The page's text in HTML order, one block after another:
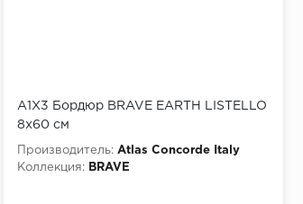
A1X3 Бордюр BRAVE EARTH LISTELLO
8x60 см
Производитель: Atlas Concorde Italy
Коллекция:
BRAVE